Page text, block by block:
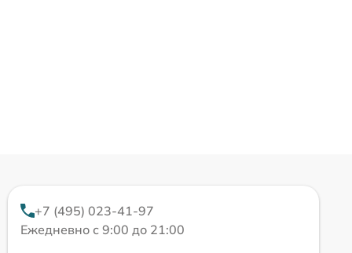
+7 (495) 023-41-97
Ежедневно с 9:00 до 21:00